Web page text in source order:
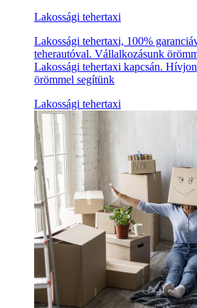
Lakossági tehertaxi
Lakossági tehertaxi, 100%
teherautóval. Vállalkozásunk
Lakossági tehertaxi kapcsán.
örömmel segítünk
Lakossági tehertaxi